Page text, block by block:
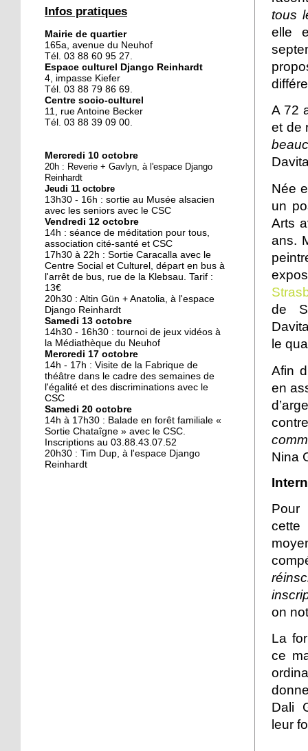
Le vrac s'invite au Neuhof
11 octobre 2018
Les petites filles
chaussent leurs
10 octobre 2018
Nouveau look pour une
nouvelle mairie
19 octobre 2017
Face au challenge du
numérique
19 octobre 2017
La précarité tue
18 octobre 2017
Quatre décennies au
chevet du Neuhof
18 octobre 2017
Kamisa Negra : première !
Infos pratiques
Mairie de quartier
165a, avenue du Neuhof
Tél. 03 88 60 95 27.
Espace culturel Django Reinhardt
4, impasse Kiefer
Tél. 03 88 79 86 69.
Centre socio-culturel
11, rue Antoine Becker
Tél. 03 88 39 09 00.
Mercredi 10 octobre
20h : Reverie + Gavlyn, à l'espace Django
Reinhardt
Jeudi 11 octobre
13h30 - 16h : sortie au Musée alsacien
avec les seniors avec le CSC
Vendredi 12 octobre
14h : séance de méditation pour tous,
association cité-santé et CSC
17h30 à 22h : Sortie Caracalla avec le
Centre Social et Culturel, départ en bus à
l'arrêt de bus, rue de la Klebsau. Tarif :
13€
20h30 : Altin Gün + Anatolia, à l'espace
Django Reinhardt
Samedi 13 octobre
14h30 - 16h30 : tournoi de jeux vidéos à
la Médiathèque du Neuhof
Mercredi 17 octobre
14h - 17h : Visite de la Fabrique de
théâtre dans le cadre des semaines de
l'égalité et des discriminations avec le
CSC
Samedi 20 octobre
14h à 17h30 : Balade en forêt familiale «
Sortie Chataîgne » avec le CSC.
Inscriptions au 03.88.43.07.52
20h30 : Tim Dup, à l'espace Django
Reinhardt
tous
elle
A 72
et de
Née
un
Arts
ans.
de
le
Afin
en
Nina
on
La
ce
Dali
leur